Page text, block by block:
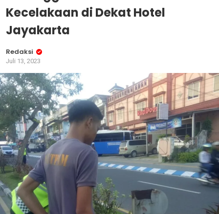
Kecelakaan di Dekat Hotel
Jayakarta
Redaksi
Juli 13, 2023